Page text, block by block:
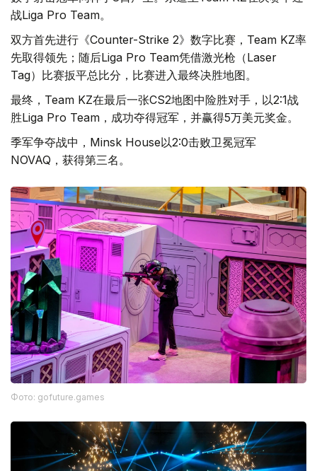
战Liga Pro Team。
双方首先进行《Counter-Strike 2》数字比赛，Team KZ率
先取得领先；随后Liga Pro Team凭借激光枪（Laser
Tag）比赛扳平总比分，比赛进入最终决胜地图。
最终，Team KZ在最后一张CS2地图中险胜对手，以2:1战
胜Liga Pro Team，成功夺得冠军，并赢得5万美元奖金。
季军争夺战中，Minsk House以2:0击败卫冕冠军
NOVAQ，获得第三名。
Фото: gofuture.games